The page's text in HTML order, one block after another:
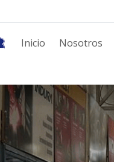
Inicio Nosotros